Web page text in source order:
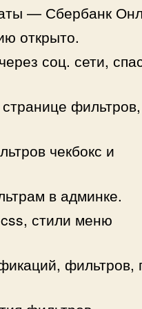
— Сбербанк
открыто.
соц. сети,
фильтров,
чекбокс и
в админке.
стили меню
фильтров,